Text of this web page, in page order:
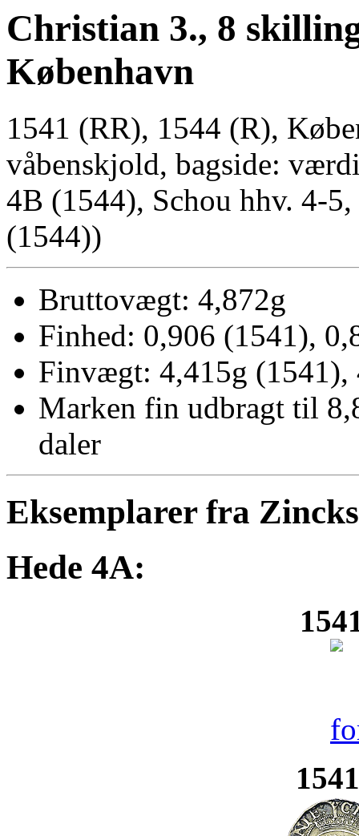
Christian 3., 8
København
1541 (RR), 1544 (R),
våbenskjold, bagside:
4B (1544), Schou hhv. 4-
(1544))
Bruttovægt: 4,872g
Finhed: 0,906 (1541),
Finvægt: 4,415g (1541),
Marken fin udbragt til
daler
Eksemplarer fra
Hede 4A: